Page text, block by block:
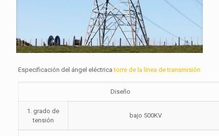
Especificación del ángel eléctricatorre de la línea de transmisión
Diseño
1. grado de
tensión
bajo 500KV